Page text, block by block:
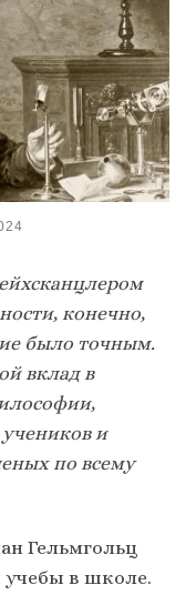
конечно,
было точным.
вклад в
и
по всему
Гельмгольц
учебы в школе.